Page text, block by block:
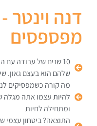
דנה
מפספסים
10 שנים של עבודה
שלהם הוא בעצם גאון.
מה קורה כשמפסיקים
להיות עצמו אתה
ומתחילה לחיות
התוצאה? ביטחון עצמי